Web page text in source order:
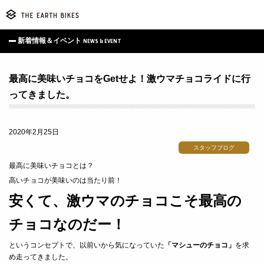
新着情報＆イベント NEWS & EVENT
最高に美味いチョコをGetせよ！激ウマチョコライドに行
ってきました。
2020年2月25日
スタッフブログ
最高に美味いチョコとは？
高いチョコが美味いのは当たり前！
安くて、激ウマのチョコこそ最高の
チョコなのだー！
というコンセプトで、以前いから気になっていた 「マシューのチョコ」 を求
め走ってきました。